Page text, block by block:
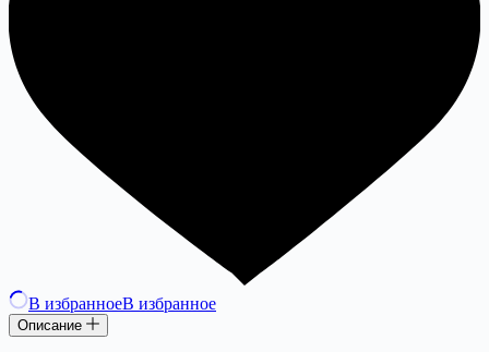
В избранноеВ избранное
Описание